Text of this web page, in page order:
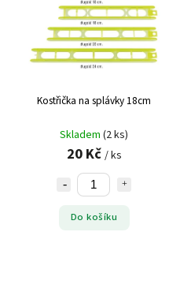
Kostřička na splávky 18cm
Skladem (2 ks)
20 Kč / ks
Do košíku